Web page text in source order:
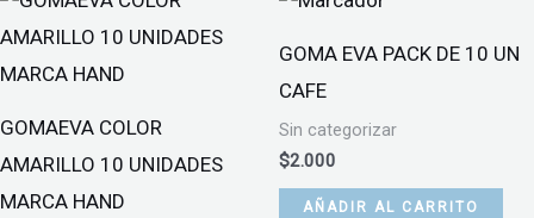
GOMAEVA COLOR
AMARILLO 10 UNIDADES
MARCA HAND
GOMA EVA PACK DE 10 UN
CAFE
Sin categorizar
$2.000
AÑADIR AL CARRITO